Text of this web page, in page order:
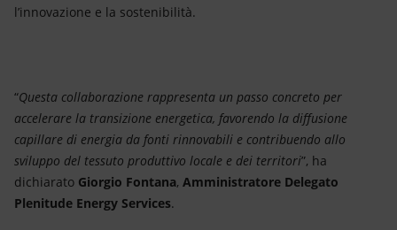
l’innovazione e la sostenibilità.
“Questa collaborazione rappresenta un passo concreto per
accelerare la transizione energetica, favorendo la diffusione
capillare di energia da fonti rinnovabili e contribuendo allo
sviluppo del tessuto produttivo locale e dei territori”, ha
dichiarato Giorgio Fontana, Amministratore Delegato
Plenitude Energy Services.